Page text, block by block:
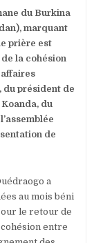
ET
DE
LA
COHÉSION
SOCIALE
du Burkina
marquant
prière est
la cohésion
affaires
du président de
du
de
a
au mois béni
le retour de
cohésion entre